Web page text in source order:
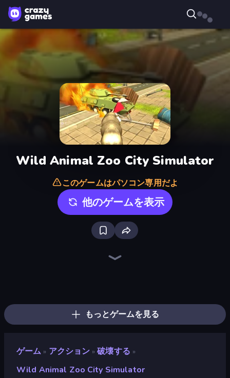
Wild Animal Zoo City Simulator
このゲームはパソコン専用だよ
他のゲームを表示
もっとゲームを見る
ゲーム » アクション » 破壊する »
Wild Animal Zoo City Simulator